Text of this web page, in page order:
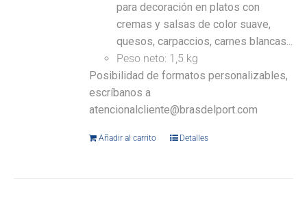
para decoración en platos con
cremas y salsas de color suave,
quesos, carpaccios, carnes blancas...
Peso neto: 1,5 kg
Posibilidad de formatos personalizables,
escríbanos a
atencionalcliente@brasdelport.com
Añadir al carrito Detalles